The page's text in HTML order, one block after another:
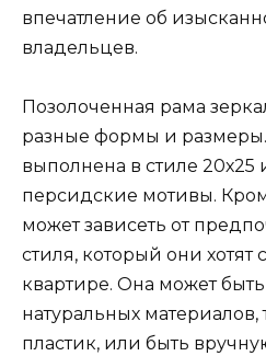
впечатление об
владельцев.
Позолоченная рама
разные формы и размеры.
выполнена в стиле 20х25
персидские мотивы.
может зависеть от
стиля, который они хотят
квартире. Она может
натуральных
пластик, или быть